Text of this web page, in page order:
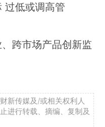
过低或调高管
跨市场产品创新监
新传媒及/或相关权利人
进行转载、摘编、复制及